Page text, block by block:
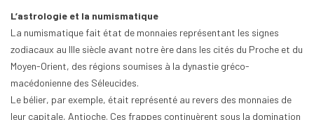
L’astrologie et la numismatique
La numismatique fait état de monnaies représentant les signes
zodiacaux au IIIe siècle avant notre ère dans les cités du Proche et du
Moyen-Orient, des régions soumises à la dynastie gréco-
macédonienne des Séleucides.
Le bélier, par exemple, était représenté au revers des monnaies de
leur capitale, Antioche. Ces frappes continuèrent sous la domination